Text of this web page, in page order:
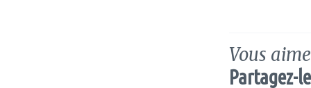
Vous
Partagez-